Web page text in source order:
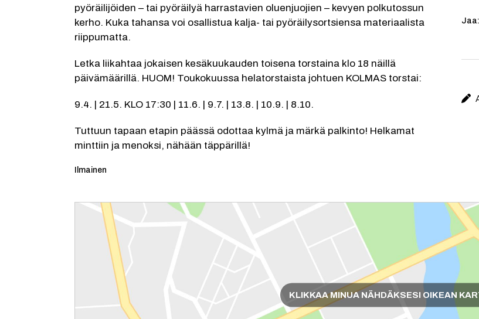
pyöräilijöiden – tai pyöräilyä harrastavien oluenjuojien – kevyen polkutossun
kerho. Kuka tahansa voi osallistua kalja- tai pyöräilysortsiensa materiaalista
riippumatta.
Letka liikahtaa jokaisen kesäkuukauden toisena torstaina klo 18 näillä
päivämäärillä. HUOM! Toukokuussa helatorstaista johtuen KOLMAS torstai:
9.4. | 21.5. KLO 17:30 | 11.6. | 9.7. | 13.8. | 10.9. | 8.10.
Tuttuun tapaan etapin päässä odottaa kylmä ja märkä palkinto! Helkamat
minttiin ja menoksi, nähään täppärillä!
Kategoria:
Ilmainen
Jaa:
Reittiohjeet
KLIKKAA MINUA NÄHDÄKSESI OIKEAN